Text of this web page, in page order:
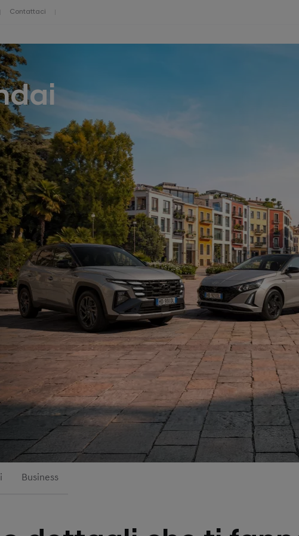
Contattaci
Business